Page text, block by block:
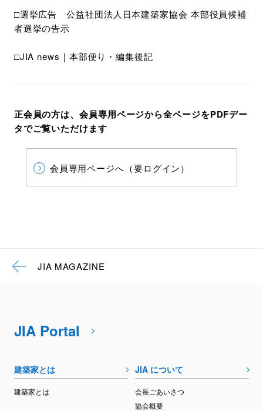
□選挙広告 公益社団法人日本建築家協会 本部役員候補
者選挙の告示
□JIA news｜本部便り・編集後記
正会員の方は、会員専用ページから全ページをPDFデー
タでご覧いただけます
会員専用ページへ（要ログイン）
JIA MAGAZINE
JIA Portal
建築家とは
建築家とは
JIA について
会長ごあいさつ
協会概要